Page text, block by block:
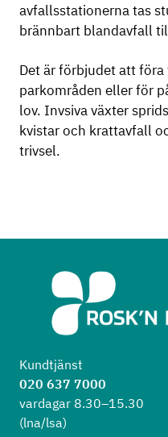
avfallsstationerna tas
brännbart blandavfall
Det är förbjudet att
parkområden eller för
lov. Invsiva växter
kvistar och krattavfall
trivsel.
Kundtjänst
020 637 7000
vardagar 8.30–15.30
(lna/lsa)